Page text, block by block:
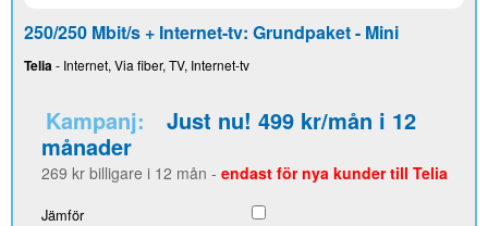
250/250 Mbit/s + Internet-tv: Grundpaket - Mini
Telia- Internet, Via fiber, TV, Internet-tv
Kampanj:
Just nu! 499 kr/mån i 12
månader
269 kr billigare i 12 mån - endast för nya kunder till Telia
Jämför